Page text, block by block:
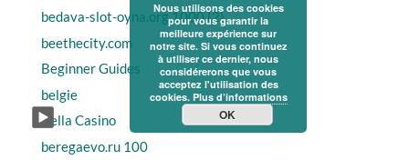
bedava-slot-oyna.org 1000 (2)
beethecity.com
Beginner Guides
belgie
Bella Casino
beregaevo.ru 100
Nous utilisons des cookies
pour vous garantir la
meilleure expérience sur
notre site. Si vous continuez
à utiliser ce dernier, nous
considérerons que vous
acceptez l'utilisation des
cookies. Plus d’informations
OK